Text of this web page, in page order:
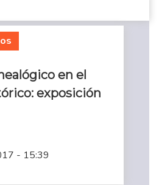
en el
exposición
- 15:39